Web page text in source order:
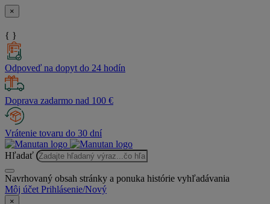
×
{ }
Odpoveď na dopyt do 24 hodín
Doprava zadarmo nad 100 €
Vrátenie tovaru do 30 dní
Hľadať
Navrhovaný obsah stránky a ponuka histórie vyhľadávania
Môj účet Prihlásenie/Nový
×